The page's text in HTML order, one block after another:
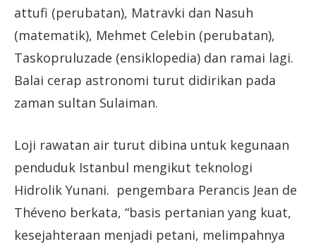
attufi (perubatan), Matravki dan Nasuh
(matematik), Mehmet Celebin (perubatan),
Taskopruluzade (ensiklopedia) dan ramai lagi.
Balai cerap astronomi turut didirikan pada
zaman sultan Sulaiman.
Loji rawatan air turut dibina untuk kegunaan
penduduk Istanbul mengikut teknologi
Hidrolik Yunani. pengembara Perancis Jean de
Théveno berkata, “basis pertanian yang kuat,
kesejahteraan menjadi petani, melimpahnya